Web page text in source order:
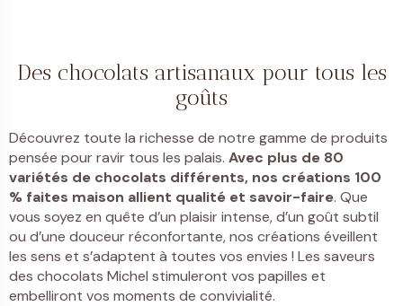
Des chocolats artisanaux pour tous les
goûts
Découvrez toute la richesse de notre gamme de produits
pensée pour ravir tous les palais. Avec plus de 80
variétés de chocolats différents, nos créations 100
% faites maison allient qualité et savoir-faire. Que
vous soyez en quête d’un plaisir intense, d’un goût subtil
ou d’une douceur réconfortante, nos créations éveillent
les sens et s’adaptent à toutes vos envies ! Les saveurs
des chocolats Michel stimuleront vos papilles et
embelliront vos moments de convivialité.